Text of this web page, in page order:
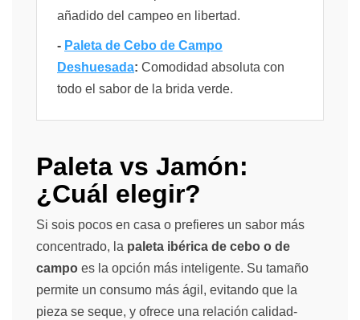
añadido del campeo en libertad.
- Paleta de Cebo de Campo
Deshuesada: Comodidad absoluta con
todo el sabor de la brida verde.
Paleta vs Jamón:
¿Cuál elegir?
Si sois pocos en casa o prefieres un sabor más
concentrado, la paleta ibérica de cebo o de
campo es la opción más inteligente. Su tamaño
permite un consumo más ágil, evitando que la
pieza se seque, y ofrece una relación calidad-